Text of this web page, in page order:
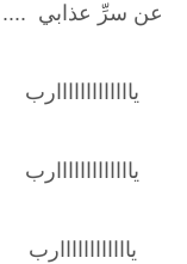
عن سرِّ عذابي ....
يااااااااااااارب
يااااااااااااارب
ياااااااااااارب